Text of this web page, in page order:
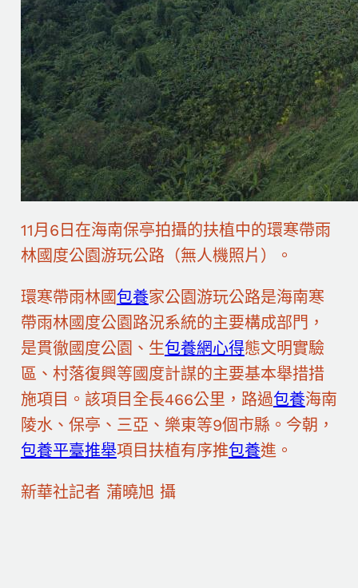
11月6日在海南保亭拍攝的扶植中的環寒帶雨
林國度公園游玩公路（無人機照片）。
環寒帶雨林國包養家公園游玩公路是海南寒
帶雨林國度公園路況系統的主要構成部門，
是貫徹國度公園、生包養網心得態文明實驗
區、村落復興等國度計謀的主要基本舉措措
施項目。該項目全長466公里，路過包養海南
陵水、保亭、三亞、樂東等9個市縣。今朝，
包養平臺推舉項目扶植有序推包養進。
新華社記者 蒲曉旭 攝